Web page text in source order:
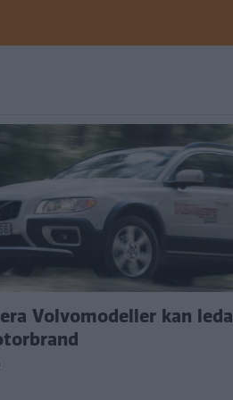
Volvomodeller kan leda